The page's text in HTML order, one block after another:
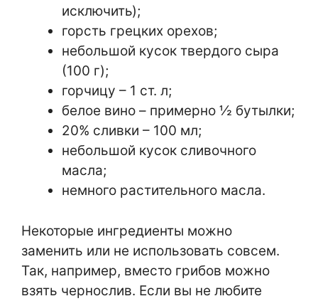
исключить);
горсть грецких орехов;
небольшой кусок твердого сыра
(100 г);
горчицу – 1 ст. л;
белое вино – примерно ½ бутылки;
20% сливки – 100 мл;
небольшой кусок сливочного
масла;
немного растительного масла.
Некоторые ингредиенты можно
заменить или не использовать совсем.
Так, например, вместо грибов можно
взять чернослив. Если вы не любите